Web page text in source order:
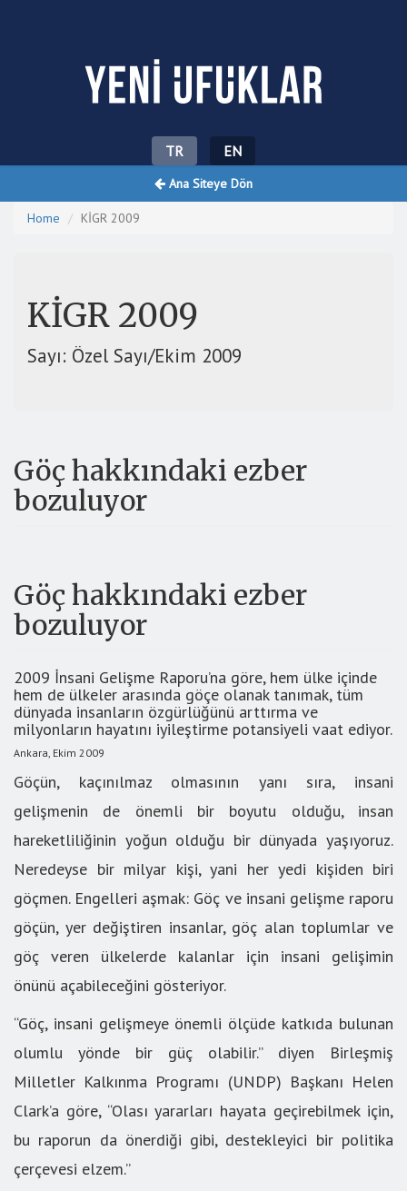
TR EN
Ana Siteye Dön
Home KİGR 2009
KİGR 2009
Sayı: Özel Sayı/Ekim 2009
Göç hakkındaki ezber
bozuluyor
Göç hakkındaki ezber
bozuluyor
2009 İnsani Gelişme Raporu’na göre, hem ülke içinde
hem de ülkeler arasında göçe olanak tanımak, tüm
dünyada insanların özgürlüğünü arttırma ve
milyonların hayatını iyileştirme potansiyeli vaat ediyor.
Ankara, Ekim 2009
Göçün, kaçınılmaz olmasının yanı sıra, insani
gelişmenin de önemli bir boyutu olduğu, insan
hareketliliğinin yoğun olduğu bir dünyada yaşıyoruz.
Neredeyse bir milyar kişi, yani her yedi kişiden biri
göçmen. Engelleri aşmak: Göç ve insani gelişme raporu
göçün, yer değiştiren insanlar, göç alan toplumlar ve
göç veren ülkelerde kalanlar için insani gelişimin
önünü açabileceğini gösteriyor.
“Göç, insani gelişmeye önemli ölçüde katkıda bulunan
olumlu yönde bir güç olabilir.” diyen Birleşmiş
Milletler Kalkınma Programı (UNDP) Başkanı Helen
Clark’a göre, “Olası yararları hayata geçirebilmek için,
bu raporun da önerdiği gibi, destekleyici bir politika
çerçevesi elzem.”